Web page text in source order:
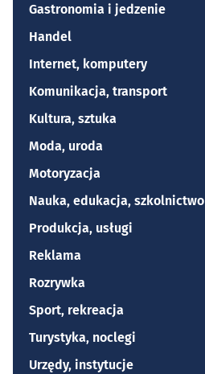
Gastronomia i jedzenie
Handel
Internet, komputery
Komunikacja, transport
Kultura, sztuka
Moda, uroda
Motoryzacja
Nauka, edukacja, szkolnictwo
Produkcja, usługi
Reklama
Rozrywka
Sport, rekreacja
Turystyka, noclegi
Urzędy, instytucje